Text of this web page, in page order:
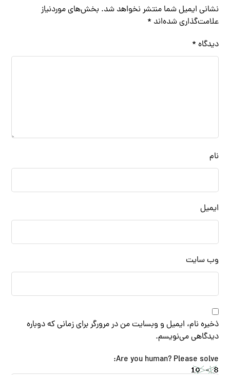
نشانی ایمیل شما منتشر نخواهد شد. بخش‌های موردنیاز
علامت‌گذاری شده‌اند *
دیدگاه *
نام
ایمیل
وب‌ سایت
ذخیره نام، ایمیل و وبسایت من در مرورگر برای زمانی که دوباره
دیدگاهی می‌نویسم.
Are you human? Please solve: